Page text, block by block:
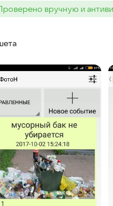
вручную и